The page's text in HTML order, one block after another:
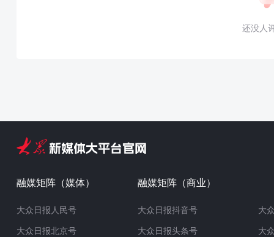
还没人
融媒矩阵（媒体）
大众日报人民号
大众日报北京号
融媒矩阵（商业）
大众日报抖音号
大众日报头条号
大
大